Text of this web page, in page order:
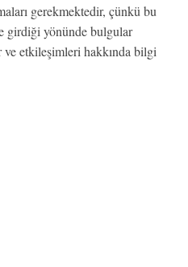
gerekmektedir, çünkü bu
girdiği yönünde bulgular
ve etkileşimleri hakkında bilgi